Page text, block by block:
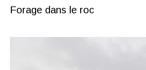
Forage dans le roc